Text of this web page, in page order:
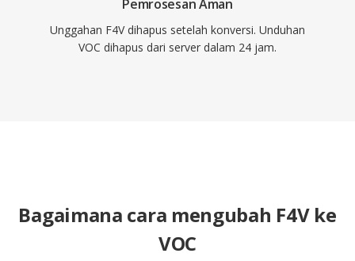
Pemrosesan Aman
Unggahan F4V dihapus setelah konversi. Unduhan
VOC dihapus dari server dalam 24 jam.
Bagaimana cara mengubah F4V ke
VOC